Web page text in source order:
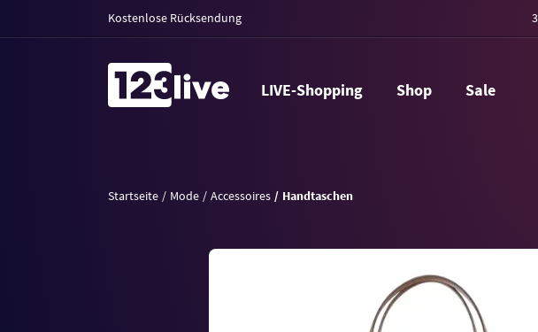
Kostenlose Rücksendung
LIVE-Shopping Shop Sale
Startseite Mode Accessoires Handtaschen